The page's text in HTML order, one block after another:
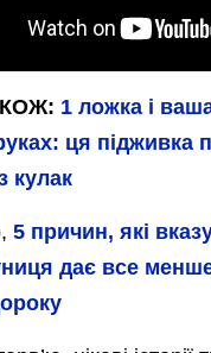
1 ложка і
ця підживка
кулак
5 причин, які
дає все